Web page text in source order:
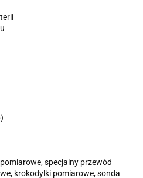
specjalny przewód
krokodylki pomiarowe, sonda